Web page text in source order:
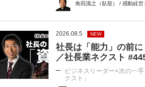
角田識之（臥龍） / 感動経営
2026.08.5 NEW
社長は「能力」の前
／社長業ネクスト
ビジネスリーダー×次の一
クスト」